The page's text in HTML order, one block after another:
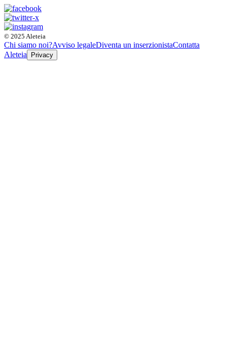
© 2025 Aleteia
Chi siamo noi?Avviso legaleDiventa un inserzionistaContatta
Aleteia
Privacy